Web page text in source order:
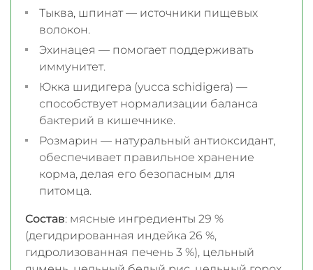
Тыква, шпинат — источники пищевых
волокон.
Эхинацея — помогает поддерживать
иммунитет.
Юкка шидигера (yucca schidigera) —
способствует нормализации баланса
бактерий в кишечнике.
Розмарин — натуральный антиоксидант,
обеспечивает правильное хранение
корма, делая его безопасным для
питомца.
Состав: мясные ингредиенты 29 %
(дегидрированная индейка 26 %,
гидролизованная печень 3 %), цельный